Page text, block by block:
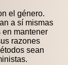
el género.
a sí mismas
mantener
razones
sean